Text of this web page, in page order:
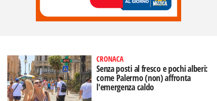
CRONACA
Senza posti al fresco e pochi alberi:
come Palermo (non) affronta
l'emergenza caldo